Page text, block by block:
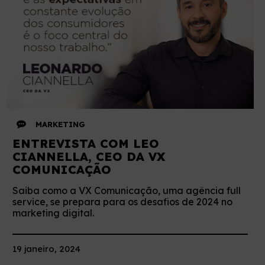
MARKETING
ENTREVISTA COM LEO
CIANNELLA, CEO DA VX
COMUNICAÇÃO
Saiba como a VX Comunicação, uma agência full
service, se prepara para os desafios de 2024 no
marketing digital.
19 janeiro, 2024